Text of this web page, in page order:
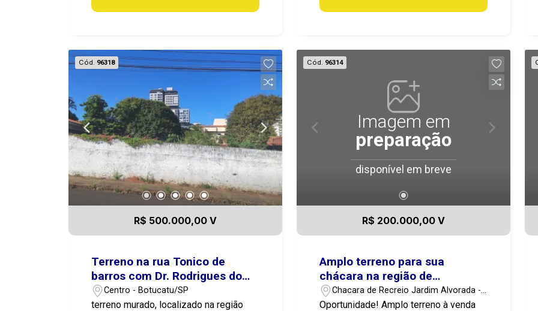
Cód. 96318
R$ 500.000,00 V
Terreno na rua Tonico de
barros com Dr. Rodrigues do
LagoCentro - Botucatu/SP
terreno murado, localizado na região
Cód. 96314
Imagem em
preparação
disponível em breve
R$ 200.000,00 V
Amplo terreno para sua
chácara na região de
Botucatu-SP
Chacara de Recreio Jardim Alvorada -
Botucatu/SP
Oportunidade! Amplo terreno à venda